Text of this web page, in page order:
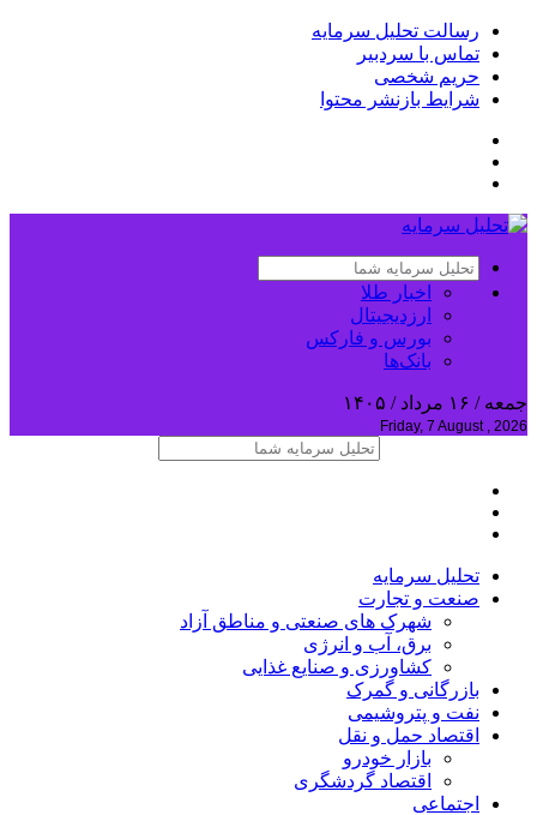
رسالت تحلیل سرمایه
تماس با سردبیر
حریم شخصی
شرایط بازنشر محتوا
اخبار طلا
ارزدیجیتال
بورس و فارکس
بانک‌ها
جمعه / ۱۶ مرداد / ۱۴۰۵
Friday, 7 August , 2026
تحلیل‌ سرمایه
صنعت و تجارت
شهرک های صنعتی و مناطق آزاد
برق، آب و انرژی
کشاورزی و صنایع غذایی
بازرگانی و گمرک
نفت و پتروشیمی
اقتصاد حمل و نقل
بازار خودرو
اقتصاد گردشگری
اجتماعی